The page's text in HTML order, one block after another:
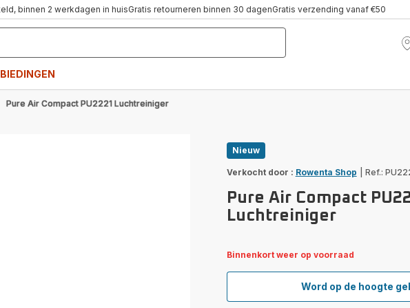
binnen 2 werkdagen in huisGratis retourneren binnen 30 dagenGratis verzending vanaf €50
Pure Air Compact PU2221 Luchtreiniger
Nieuw
Verkocht door : Rowenta Shop Ref.:
Pure Air Compact
Luchtreiniger
Binnenkort weer op voorraad
Word op de hoogte
Pure